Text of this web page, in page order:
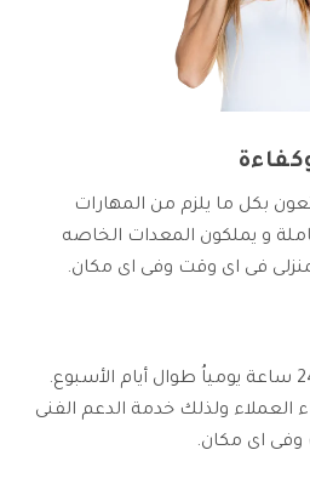
بكل ما يلزم من المهارات
و يملكون المعدات الخاصه
فى اى وقت وفى اى مكان.
خدمتنا على مدار 24 ساعة يومياُ طوال أيام الأسبوع.
العملاء ولذلك خدمة الدعم الفنى
اى مكان.